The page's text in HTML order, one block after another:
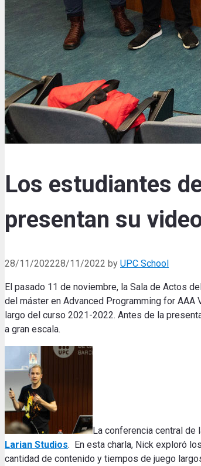
Los estudiantes
presentan su
28/11/202228/11/2022 by UPC School
El pasado 11 de noviembre, la Sala de Actos
del máster en Advanced Programming for AAA
largo del curso 2021-2022. Antes de la
a gran escala.
La conferencia central de
Larian Studios. En esta charla, Nick exploró
cantidad de contenido y tiempos de juego